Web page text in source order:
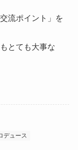
流ポイント」を
とても大事な
デュース